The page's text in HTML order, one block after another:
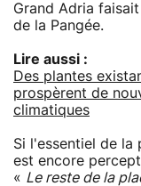
Grand Adria
de la Pangée.
Lire aussi :
Des plantes
prospèrent de
climatiques
Si l'essentiel de la
est encore
« Le reste de la